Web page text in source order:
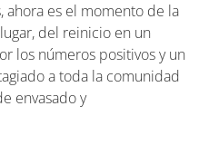
ahora es el momento de la
del reinicio en un
los números positivos y un
a toda la comunidad
envasado y